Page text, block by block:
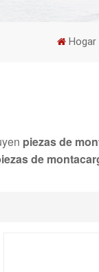
Hogar
piezas de
de